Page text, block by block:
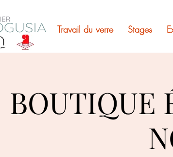
Travail du verre Stages
BOUTIQUE